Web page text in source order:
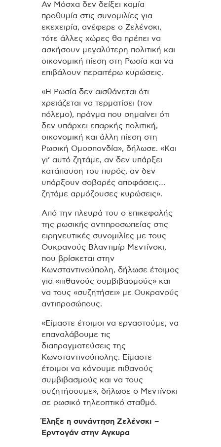
Αν Μόσχα δεν δείξει καμία
προθυμία στις συνομιλίες για
εκεχειρία, ανέφερε ο Ζελένσκι,
τότε άλλες χώρες θα πρέπει να
ασκήσουν μεγαλύτερη πολιτική και
οικονομική πίεση στη Ρωσία και να
επιβάλουν περαιτέρω κυρώσεις.
«Η Ρωσία δεν αισθάνεται ότι
χρειάζεται να τερματίσει (τον
πόλεμο), πράγμα που σημαίνει ότι
δεν υπάρχει επαρκής πολιτική,
οικονομική και άλλη πίεση στη
Ρωσική Ομοσπονδία», δήλωσε. «Και
γι’ αυτό ζητάμε, αν δεν υπάρξει
κατάπαυση του πυρός, αν δεν
υπάρξουν σοβαρές αποφάσεις…
ζητάμε αρμόζουσες κυρώσεις».
Από την πλευρά του ο επικεφαλής
της ρωσικής αντιπροσωπείας στις
ειρηνευτικές συνομιλίες με τους
Ουκρανούς Βλαντιμίρ Μεντίνσκι,
που βρίσκεται στην
Κωνσταντινούπολη, δήλωσε έτοιμος
για «πιθανούς συμβιβασμούς» και
να τους «συζητήσει» με Ουκρανούς
αντιπροσώπους.
«Είμαστε έτοιμοι να εργαστούμε, να
επαναλάβουμε τις
διαπραγματεύσεις της
Κωνσταντινούπολης. Είμαστε
έτοιμοι να κάνουμε πιθανούς
συμβιβασμούς και να τους
συζητήσουμε», δήλωσε ο Μεντίνσκι
σε ρωσικό τηλεοπτικό σταθμό.
Έληξε η συνάντηση Ζελένσκι –
Ερντογάν στην Αγκυρα